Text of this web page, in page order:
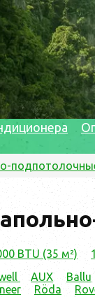
BTU (35 м²)
AUX Ballu
Röda